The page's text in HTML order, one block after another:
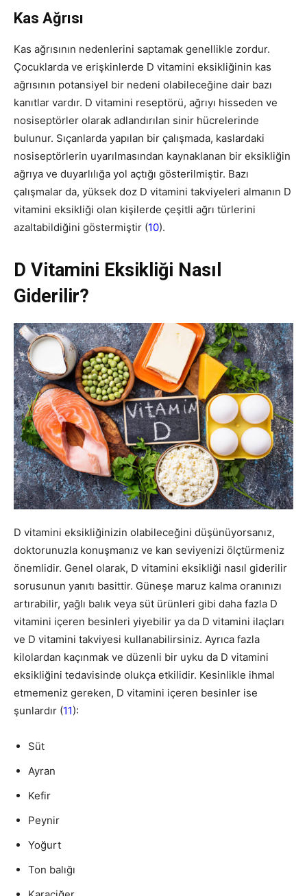
Kas Ağrısı
Kas ağrısının nedenlerini saptamak genellikle zordur.
Çocuklarda ve erişkinlerde D vitamini eksikliğinin kas
ağrısının potansiyel bir nedeni olabileceğine dair bazı
kanıtlar vardır. D vitamini reseptörü, ağrıyı hisseden ve
nosiseptörler olarak adlandırılan sinir hücrelerinde
bulunur. Sıçanlarda yapılan bir çalışmada, kaslardaki
nosiseptörlerin uyarılmasından kaynaklanan bir eksikliğin
ağrıya ve duyarlılığa yol açtığı gösterilmiştir. Bazı
çalışmalar da, yüksek doz D vitamini takviyeleri almanın D
vitamini eksikliği olan kişilerde çeşitli ağrı türlerini
azaltabildiğini göstermiştir (10).
D Vitamini Eksikliği Nasıl
Giderilir?
D vitamini eksikliğinizin olabileceğini düşünüyorsanız,
doktorunuzla konuşmanız ve kan seviyenizi ölçtürmeniz
önemlidir. Genel olarak, D vitamini eksikliği nasıl giderilir
sorusunun yanıtı basittir. Güneşe maruz kalma oranınızı
artırabilir, yağlı balık veya süt ürünleri gibi daha fazla D
vitamini içeren besinleri yiyebilir ya da D vitamini ilaçları
ve D vitamini takviyesi kullanabilirsiniz. Ayrıca fazla
kilolardan kaçınmak ve düzenli bir uyku da D vitamini
eksikliğini tedavisinde olukça etkilidir. Kesinlikle ihmal
etmemeniz gereken, D vitamini içeren besinler ise
şunlardır (11):
Süt
Ayran
Kefir
Peynir
Yoğurt
Ton balığı